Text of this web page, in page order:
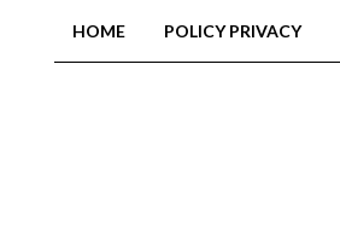
HOME POLICY PRIVACY